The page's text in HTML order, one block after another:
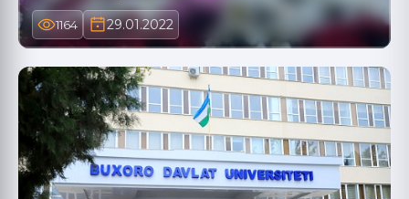
1164 29.01.2022